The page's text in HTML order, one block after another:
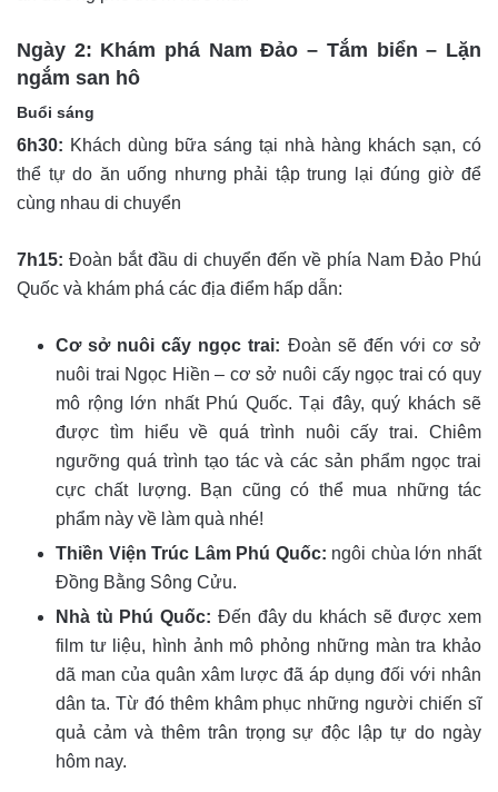
Ngày 2: Khám phá Nam Đảo – Tắm biển – Lặn
ngắm san hô
Buổi sáng
6h30: Khách dùng bữa sáng tại nhà hàng khách sạn, có
thể tự do ăn uống nhưng phải tập trung lại đúng giờ để
cùng nhau di chuyển
7h15: Đoàn bắt đầu di chuyển đến về phía Nam Đảo Phú
Quốc và khám phá các địa điểm hấp dẫn:
Cơ sở nuôi cấy ngọc trai: Đoàn sẽ đến với cơ sở
nuôi trai Ngọc Hiền – cơ sở nuôi cấy ngọc trai có quy
mô rộng lớn nhất Phú Quốc. Tại đây, quý khách sẽ
được tìm hiểu về quá trình nuôi cấy trai. Chiêm
ngưỡng quá trình tạo tác và các sản phẩm ngọc trai
cực chất lượng. Bạn cũng có thể mua những tác
phẩm này về làm quà nhé!
Thiền Viện Trúc Lâm Phú Quốc: ngôi chùa lớn nhất
Đồng Bằng Sông Cửu.
Nhà tù Phú Quốc: Đến đây du khách sẽ được xem
film tư liệu, hình ảnh mô phỏng những màn tra khảo
dã man của quân xâm lược đã áp dụng đối với nhân
dân ta. Từ đó thêm khâm phục những người chiến sĩ
quả cảm và thêm trân trọng sự độc lập tự do ngày
hôm nay.